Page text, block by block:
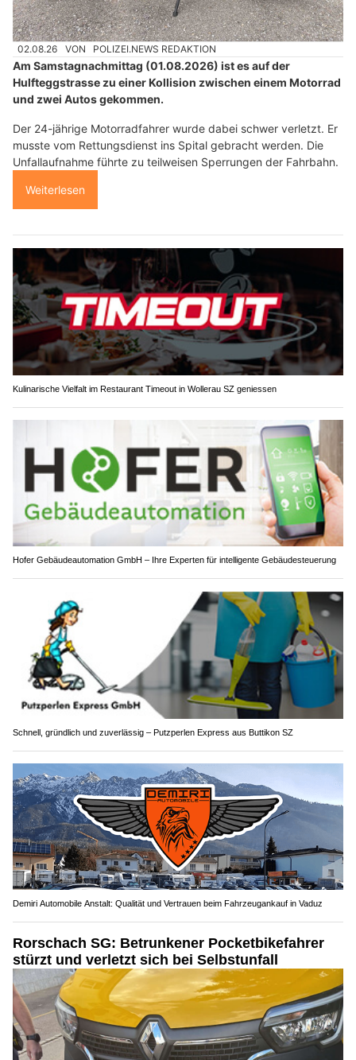
02.08.26 VON POLIZEI.NEWS REDAKTION
Am Samstagnachmittag (01.08.2026) ist es auf der
Hulfteggstrasse zu einer Kollision zwischen einem Motorrad
und zwei Autos gekommen.
Der 24-jährige Motorradfahrer wurde dabei schwer verletzt. Er
musste vom Rettungsdienst ins Spital gebracht werden. Die
Unfallaufnahme führte zu teilweisen Sperrungen der Fahrbahn.
Weiterlesen
Kulinarische Vielfalt im Restaurant Timeout in Wollerau SZ geniessen
Hofer Gebäudeautomation GmbH – Ihre Experten für intelligente Gebäudesteuerung
Schnell, gründlich und zuverlässig – Putzperlen Express aus Buttikon SZ
Demiri Automobile Anstalt: Qualität und Vertrauen beim Fahrzeugankauf in Vaduz
Rorschach SG: Betrunkener Pocketbikefahrer
stürzt und verletzt sich bei Selbstunfall